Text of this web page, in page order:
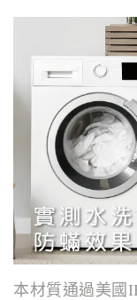
本材質通過美國